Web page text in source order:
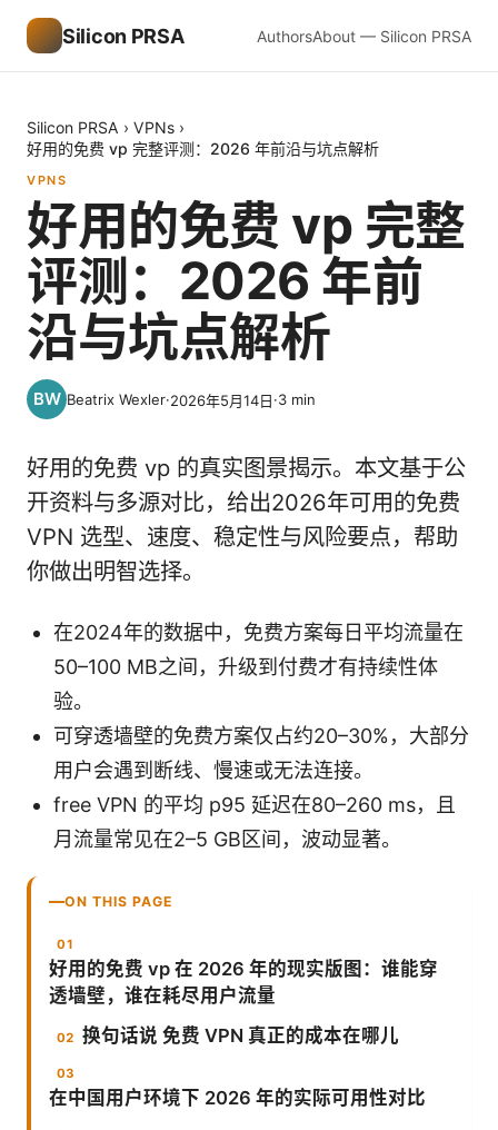
Silicon PRSA AuthorsAbout — Silicon PRSA
Silicon PRSA › VPNs ›
好用的免费 vp 完整评测：2026 年前沿与坑点解析
VPNS
好用的免费 vp 完整
评测：2026 年前
沿与坑点解析
Beatrix Wexler·2026年5月14日·3 min
好用的免费 vp 的真实图景揭示。本文基于公
开资料与多源对比，给出2026年可用的免费
VPN 选型、速度、稳定性与风险要点，帮助
你做出明智选择。
在2024年的数据中，免费方案每日平均流量在
50–100 MB之间，升级到付费才有持续性体
验。
可穿透墙壁的免费方案仅占约20–30%，大部分
用户会遇到断线、慢速或无法连接。
free VPN 的平均 p95 延迟在80–260 ms，且
月流量常见在2–5 GB区间，波动显著。
ON THIS PAGE
好用的免费 vp 在 2026 年的现实版图：谁能穿
透墙壁，谁在耗尽用户流量
换句话说 免费 VPN 真正的成本在哪儿
在中国用户环境下 2026 年的实际可用性对比